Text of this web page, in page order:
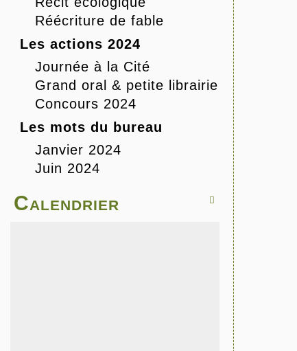
Réécriture de fable
Les actions 2024
Journée à la Cité
Grand oral & petite librairie
Concours 2024
Les mots du bureau
Janvier 2024
Juin 2024

Calendrier